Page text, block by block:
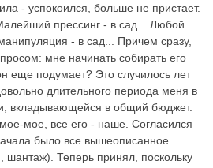
- успокоился, больше не пристает.
прессинг - в сад... Любой
- в сад... Причем сразу,
мне начинать собирать его
еще подумает? Это случилось лет
длительного периода меня в
вкладывающейся в общий бюджет.
мое, все его - наше. Согласился
было все вышеописанное
шантаж). Теперь принял, поскольку